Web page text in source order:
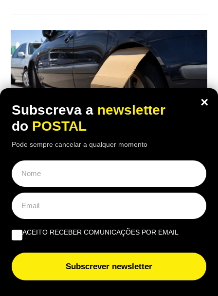
Viu um carro estacionado com cartão
nas rodas? Este é o motivo (e não tem
a ver com animais)
Muitos condutores colocam pedaços de cartão
junto às rodas dos carros estacionados ao sol
×
Subscreva a newsletter
do POSTAL
Pode sempre cancelar a qualquer momento
ACEITO RECEBER COMUNICAÇÕES POR EMAIL
Subscrever newsletter